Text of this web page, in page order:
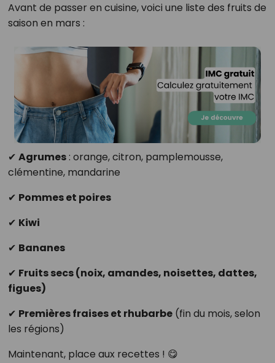
Avant de passer en cuisine, voici une liste des fruits de
saison en mars :
✔ Agrumes: orange, citron, pamplemousse,
clémentine, mandarine
✔ Pommes et poires
✔ Kiwi
✔ Bananes
✔ Fruits secs (noix, amandes, noisettes, dattes,
figues)
✔ Premières fraises et rhubarbe(fin du mois, selon
les régions)
Maintenant, place aux recettes ! 😋